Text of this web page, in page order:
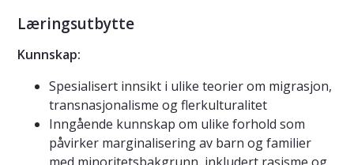
Læringsutbytte
Kunnskap:
Spesialisert innsikt i ulike teorier om migrasjon,
transnasjonalisme og flerkulturalitet
Inngående kunnskap om ulike forhold som
påvirker marginalisering av barn og familier